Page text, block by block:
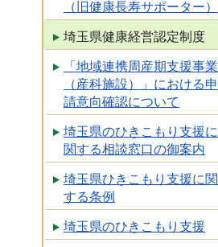
（旧健康長寿サポーター）
埼玉県健康経営認定制度
「地域連携周産期支援事業
（産科施設）」における申
請意向確認について
埼玉県のひきこもり支援に
関する相談窓口の御案内
埼玉県ひきこもり支援に関
する条例
埼玉県のひきこもり支援